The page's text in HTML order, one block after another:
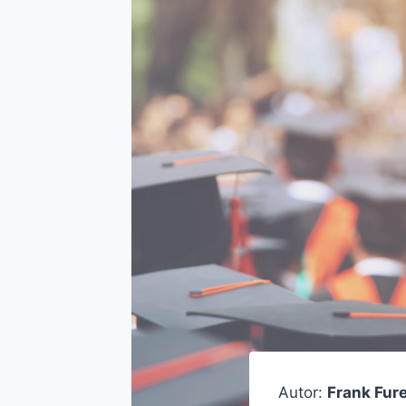
Autor: Frank